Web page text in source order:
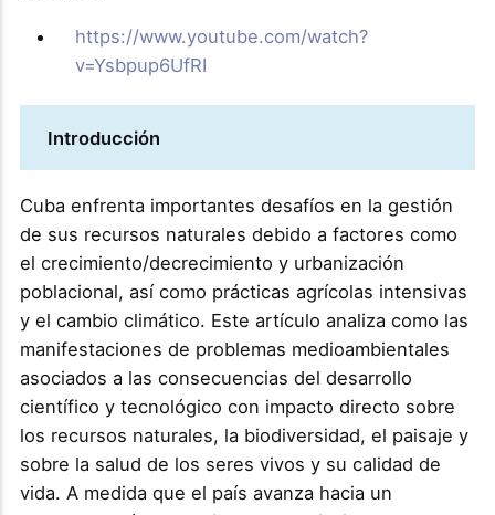
https://www.youtube.com/watch?
v=Ysbpup6UfRI
Introducción
Cuba enfrenta importantes desafíos en la gestión
de sus recursos naturales debido a factores como
el crecimiento/decrecimiento y urbanización
poblacional, así como prácticas agrícolas intensivas
y el cambio climático. Este artículo analiza como las
manifestaciones de problemas medioambientales
asociados a las consecuencias del desarrollo
científico y tecnológico con impacto directo sobre
los recursos naturales, la biodiversidad, el paisaje y
sobre la salud de los seres vivos y su calidad de
vida. A medida que el país avanza hacia un